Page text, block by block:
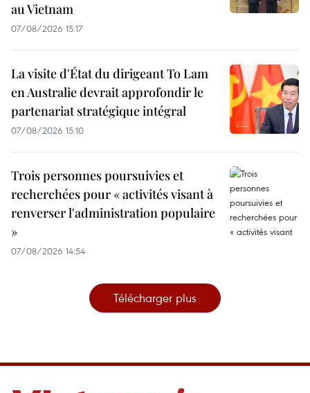
au Vietnam
07/08/2026 15:17
La visite d'État du dirigeant To Lam
en Australie devrait approfondir le
partenariat stratégique intégral
07/08/2026 15:10
Trois personnes poursuivies et
recherchées pour « activités visant à
renverser l'administration populaire
»
07/08/2026 14:54
Télécharger plus